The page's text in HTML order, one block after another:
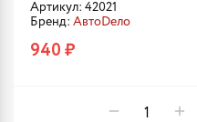
Артикул: 42021
Бренд: АвтоDело
940 ₽